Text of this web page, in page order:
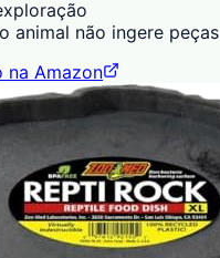
animal não ingere peças
na Amazon